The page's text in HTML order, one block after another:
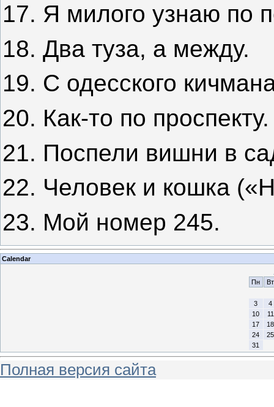
17. Я милого узнаю по
18. Два туза, а между.
19. С одесского
20. Как-то по проспекту.
21. Поспели вишни в
22. Человек и кошка
23. Мой номер 245.
Calendar
Пн
Вт
3
4
10
11
17
18
24
25
31
Полная версия сайта